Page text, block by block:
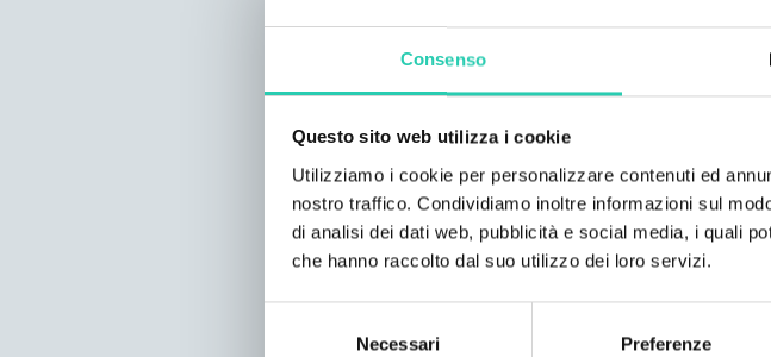
Consenso
Questo sito web utilizza i cookie
Utilizziamo i cookie per personalizzare contenuti ed
nostro traffico. Condividiamo inoltre informazioni sul
di analisi dei dati web, pubblicità e social media, i quali
che hanno raccolto dal suo utilizzo dei loro servizi.
Necessari Preferenze